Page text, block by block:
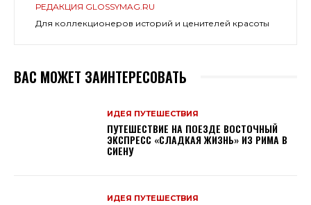
РЕДАКЦИЯ GLOSSYMAG.RU
Для коллекционеров историй и ценителей красоты
ВАС МОЖЕТ ЗАИНТЕРЕСОВАТЬ
ИДЕЯ ПУТЕШЕСТВИЯ
ПУТЕШЕСТВИЕ НА ПОЕЗДЕ ВОСТОЧНЫЙ
ЭКСПРЕСС «СЛАДКАЯ ЖИЗНЬ» ИЗ РИМА В
СИЕНУ
ИДЕЯ ПУТЕШЕСТВИЯ